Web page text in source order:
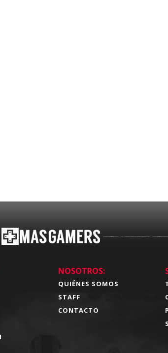
NOSOTROS:
QUIÉNES SOMOS
STAFF
CONTACTO